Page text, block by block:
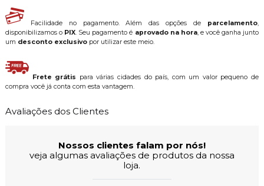
Facilidade no pagamento. Além das opções de parcelamento,
disponibilizamos o PIX. Seu pagamento é aprovado na hora, e você ganha junto
um desconto exclusivopor utilizar este meio.
Frete grátis para várias cidades do país, com um valor pequeno de
compra você já conta com esta vantagem.
Avaliações dos Clientes
Nossos clientes falam por nós!
veja algumas avaliações de produtos da nossa
loja.